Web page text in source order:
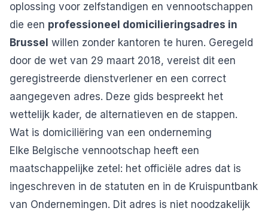
oplossing voor zelfstandigen en vennootschappen
die een professioneel domicilieringsadres in
Brussel willen zonder kantoren te huren. Geregeld
door de wet van 29 maart 2018, vereist dit een
geregistreerde dienstverlener en een correct
aangegeven adres. Deze gids bespreekt het
wettelijk kader, de alternatieven en de stappen.
Wat is domiciliëring van een onderneming
Elke Belgische vennootschap heeft een
maatschappelijke zetel: het officiële adres dat is
ingeschreven in de statuten en in de Kruispuntbank
van Ondernemingen. Dit adres is niet noodzakelijk